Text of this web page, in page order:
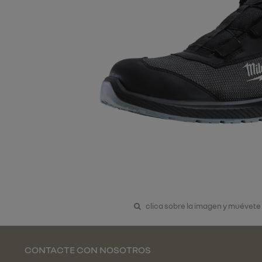
clica sobre la imagen y muévete
CONTACTE CON NOSOTROS